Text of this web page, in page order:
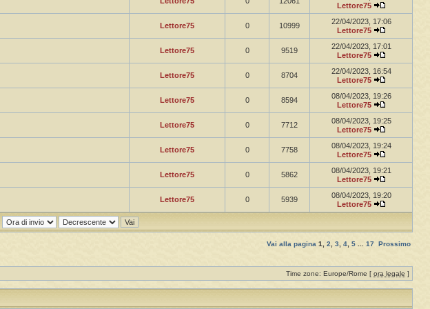
Lettore75
Lettore75 0 10999
22/04/2023, 17:06
Lettore75
Lettore75 0 9519
22/04/2023, 17:01
Lettore75
Lettore75 0 8704
22/04/2023, 16:54
Lettore75
Lettore75 0 8594
08/04/2023, 19:26
Lettore75
Lettore75 0 7712
08/04/2023, 19:25
Lettore75
Lettore75 0 7758
08/04/2023, 19:24
Lettore75
Lettore75 0 5862
08/04/2023, 19:21
Lettore75
Lettore75 0 5939
08/04/2023, 19:20
Lettore75
Vai alla pagina 1, 2, 3, 4, 5 ... 17 Prossimo
Time zone: Europe/Rome [ ora legale ]